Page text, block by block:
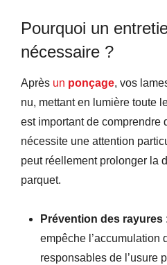
Pourquoi un
nécessaire ?
Après un ponçage, vos
nu, mettant en lumière toute
est important de comprendre
nécessite une attention
peut réellement prolonger la
parquet.
Prévention des rayures
empêche l’accumulation
responsables de l’usure